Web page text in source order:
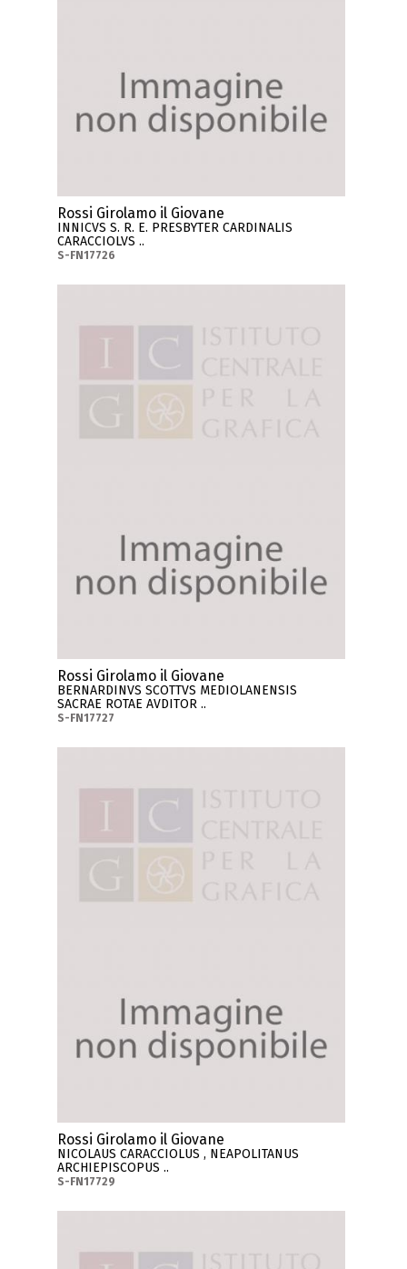
Rossi Girolamo il Giovane
INNICVS S. R. E. PRESBYTER CARDINALIS
CARACCIOLVS ..
S-FN17726
Rossi Girolamo il Giovane
BERNARDINVS SCOTTVS MEDIOLANENSIS
SACRAE ROTAE AVDITOR ..
S-FN17727
Rossi Girolamo il Giovane
NICOLAUS CARACCIOLUS , NEAPOLITANUS
ARCHIEPISCOPUS ..
S-FN17729